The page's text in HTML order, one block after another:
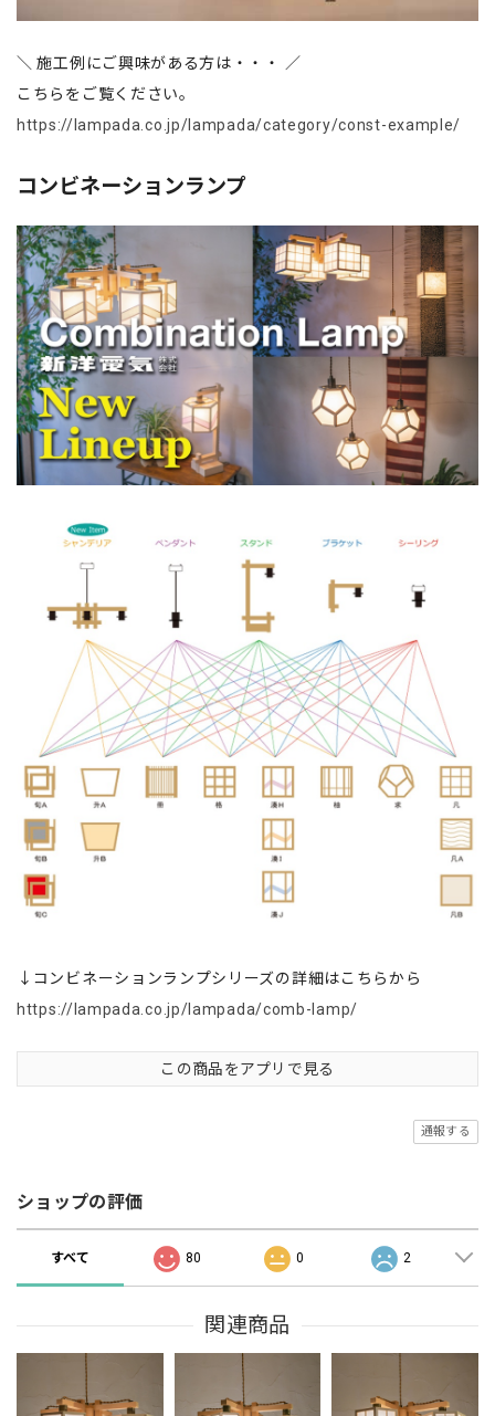
＼ 施工例にご興味がある方は・・・ ／
こちらをご覧ください。
https://lampada.co.jp/lampada/category/const-example/
コンビネーションランプ
↓コンビネーションランプシリーズの詳細はこちらから
https://lampada.co.jp/lampada/comb-lamp/
この商品をアプリで見る
通報する
ショップの評価
すべて 80 0 2
関連商品